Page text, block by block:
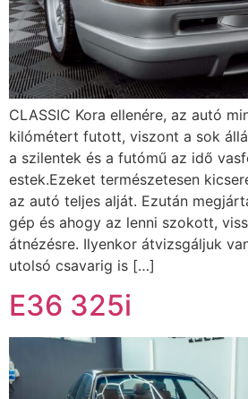
CLASSIC Kora ellenére, az autó
kilómétert futott, viszont a sok
a szilentek és a futómű az idő
estek.Ezeket természetesen
az autó teljes alját. Ezután
gép és ahogy az lenni szokott,
átnézésre. Ilyenkor átvizsgáljuk
utolsó csavarig is […]
E36 325i